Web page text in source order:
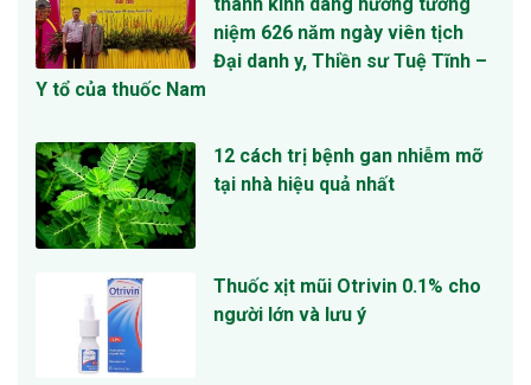
thành kính dâng hương tưởng
niệm 626 năm ngày viên tịch
Đại danh y, Thiền sư Tuệ Tĩnh –
Y tổ của thuốc Nam
12 cách trị bệnh gan nhiễm mỡ
tại nhà hiệu quả nhất
Thuốc xịt mũi Otrivin 0.1% cho
người lớn và lưu ý